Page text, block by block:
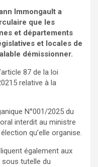
Immongault a
que les
et départements
et locales de
démissionner.
87 de la loi
relative à la
N°001/2025 du
interdit au ministre
qu’elle organise.
également aux
tutelle du